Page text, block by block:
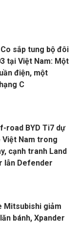
Co sắp tung bộ đôi
tại Việt Nam: Một
điện, một
C
road BYD Ti7 dự
Việt Nam trong
cạnh tranh Land
lẫn Defender
Mitsubishi giảm
bánh, Xpander